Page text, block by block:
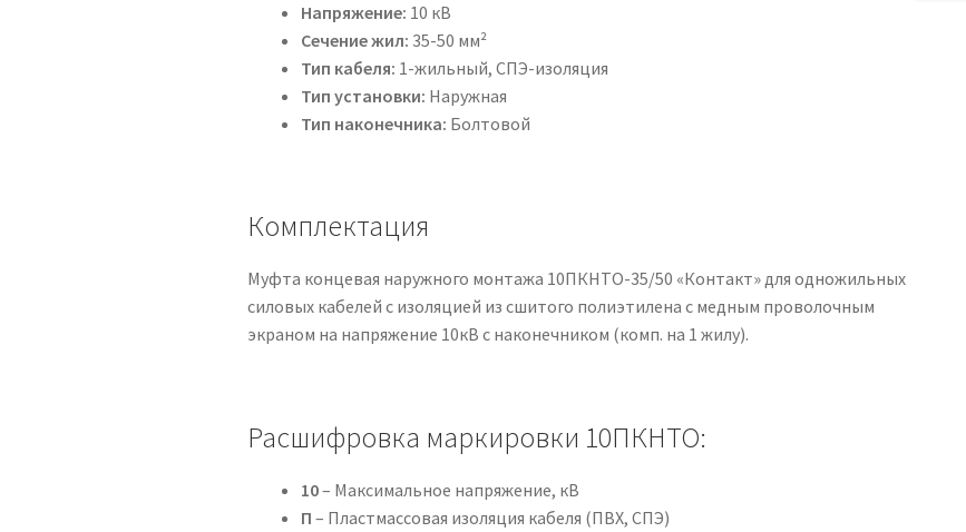
Напряжение: 10 кВ
Сечение жил: 35-50 мм²
Тип кабеля: 1-жильный, СПЭ-изоляция
Тип установки: Наружная
Тип наконечника: Болтовой
Комплектация
Муфта концевая наружного монтажа 10ПКНТО-35/50 «Контакт» для одножильных
силовых кабелей с изоляцией из сшитого полиэтилена с медным проволочным
экраном на напряжение 10кВ с наконечником (комп. на 1 жилу).
Расшифровка маркировки 10ПКНТО:
10– Максимальное напряжение, кВ
П – Пластмассовая изоляция кабеля (ПВХ, СПЭ)